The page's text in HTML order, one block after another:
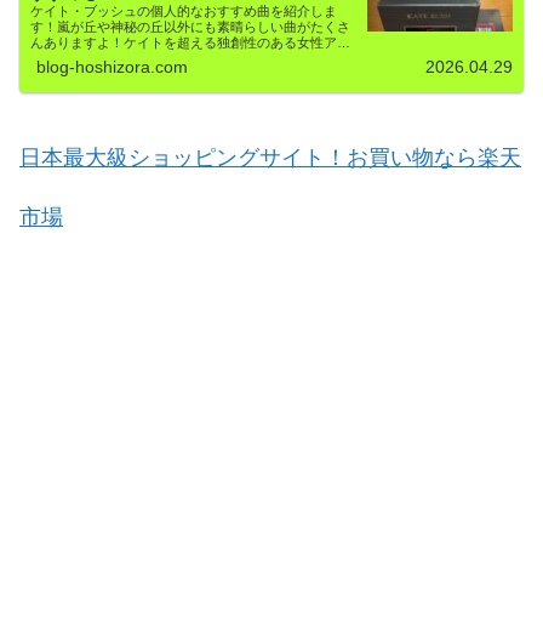
ケイト・ブッシュの個人的なおすすめ曲を紹介しま
す！嵐が丘や神秘の丘以外にも素晴らしい曲がたくさ
んありますよ！ケイトを超える独創性のある女性アー
ティストは今後も出てこないでしょう！イギリス本国
ではレジェンドである彼女のおすすめ曲を紹介してい
ます！
blog-hoshizora.com 2026.04.29
日本最大級ショッピングサイト！お買い物なら楽天
市場